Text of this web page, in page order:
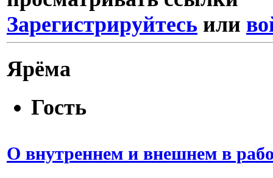
Зарегистрируйтесь или
Ярёма
Гость
О внутреннем и внешнем в